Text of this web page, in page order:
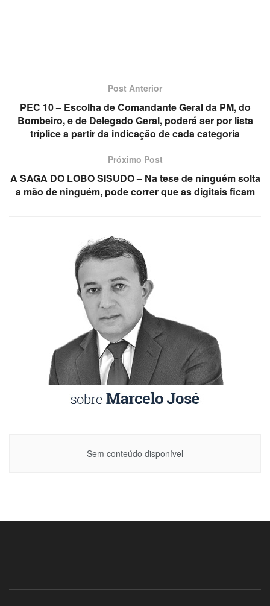
Post Anterior
PEC 10 – Escolha de Comandante Geral da PM, do
Bombeiro, e de Delegado Geral, poderá ser por lista
tríplice a partir da indicação de cada categoria
Próximo Post
A SAGA DO LOBO SISUDO – Na tese de ninguém solta
a mão de ninguém, pode correr que as digitais ficam
Sem conteúdo disponível